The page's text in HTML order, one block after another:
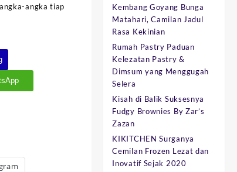
angka tiap
Kembang Goyang Bunga
Matahari, Camilan Jadul
Rasa Kekinian
Rumah Pastry Paduan
Kelezatan Pastry &
Dimsum yang Menggugah
Selera
Kisah di Balik Suksesnya
Fudgy Brownies By Zar’s
Zazan
KIKITCHEN Surganya
Cemilan Frozen Lezat dan
Inovatif Sejak 2020